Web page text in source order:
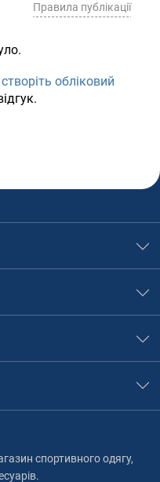
Правила публікації
створіть обліковий
спортивного одягу,